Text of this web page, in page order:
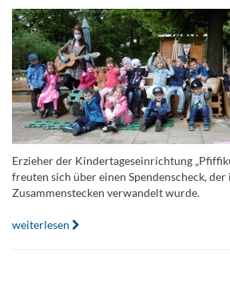
Erzieher der Kindertageseinrichtung
freuten sich über einen Spendenscheck, der
Zusammenstecken verwandelt wurde.
weiterlesen